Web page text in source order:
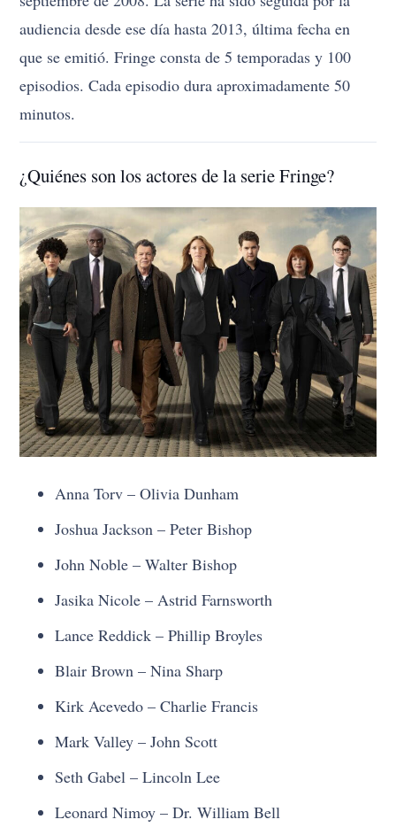
audiencia desde ese día hasta 2013, última fecha en
que se emitió. Fringe consta de 5 temporadas y 100
episodios. Cada episodio dura aproximadamente 50
minutos.
¿Quiénes son los actores de la serie Fringe?
Anna Torv – Olivia Dunham
Joshua Jackson – Peter Bishop
John Noble – Walter Bishop
Jasika Nicole – Astrid Farnsworth
Lance Reddick – Phillip Broyles
Blair Brown – Nina Sharp
Kirk Acevedo – Charlie Francis
Mark Valley – John Scott
Seth Gabel – Lincoln Lee
Leonard Nimoy – Dr. William Bell